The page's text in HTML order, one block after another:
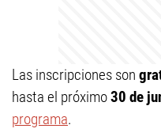
Las inscripciones son
hasta el próximo30 de
programa.